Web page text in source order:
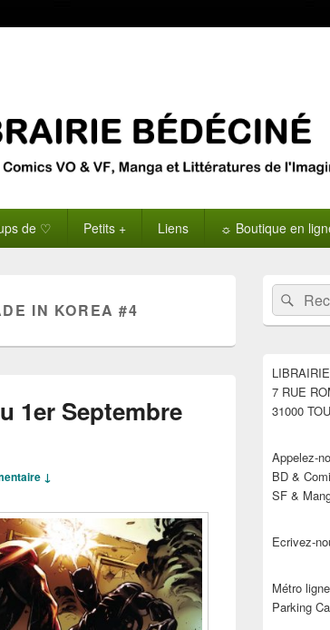
de ♡ Petits + Liens ☼ Boutique en
IN KOREA #4
1er Septembre
↓
Zone
principale
de
widget
barre
latérale
Recherche
7 RUE
31000
Appelez-
BD &
SF &
Ecrivez-
Métro
Parking